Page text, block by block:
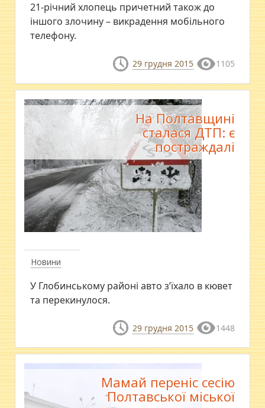
21-річний хлопець причетний також до
іншого злочину – викрадення мобільного
телефону.
29 грудня 2015 1105
Новини
На Полтавщині
сталася ДТП: є
постраждалі
У Глобинському районі авто з’їхало в кювет
та перекинулося.
29 грудня 2015 1448
Мамай переніс сесію
Полтавської міської